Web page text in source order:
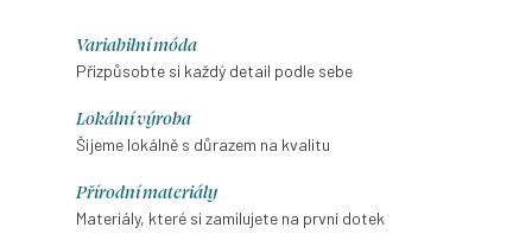
Variabilní móda
Přizpůsobte si každý detail podle sebe
Lokální výroba
Šijeme lokálně s důrazem na kvalitu
Přírodní materiály
Materiály, které si zamilujete na první dotek